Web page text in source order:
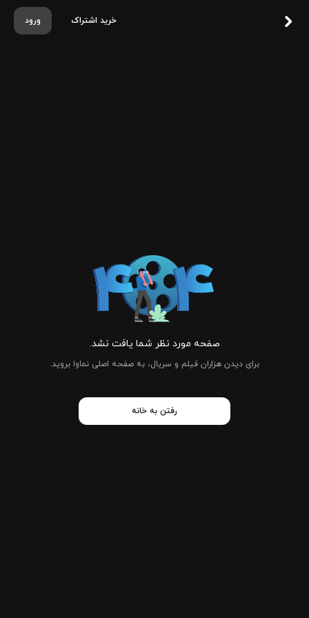
ورود خرید اشتراک
صفحه مورد نظر شما یافت نشد.
برای دیدن هزاران فیلم و سریال، به صفحه اصلی نماوا بروید.
رفتن به خانه